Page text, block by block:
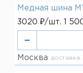
Медная шина
3020 ₽/шт. 1
Москва доставка